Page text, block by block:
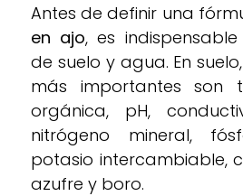
Antes de definir una
en ajo, es
de suelo y agua. En
más importantes son
orgánica, pH,
nitrógeno mineral,
potasio intercambiable,
azufre y boro.